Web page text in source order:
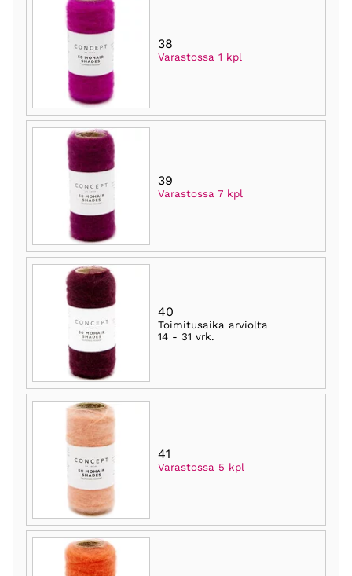
38
Varastossa 1 kpl
39
Varastossa 7 kpl
40
Toimitusaika arviolta
14 - 31 vrk.
41
Varastossa 5 kpl